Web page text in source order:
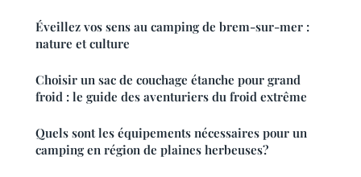
Éveillez vos sens au camping de brem-sur-mer :
nature et culture
Choisir un sac de couchage étanche pour grand
froid : le guide des aventuriers du froid extrême
Quels sont les équipements nécessaires pour un
camping en région de plaines herbeuses?